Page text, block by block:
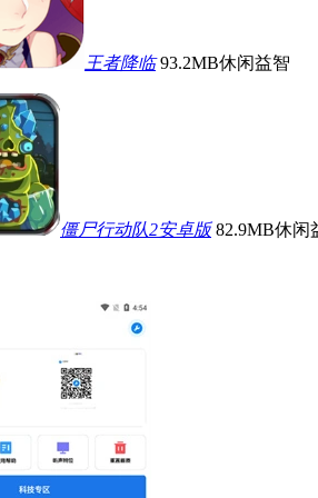
王者降临 93.2MB休闲益智
僵尸行动队2安卓版 82.9MB休闲